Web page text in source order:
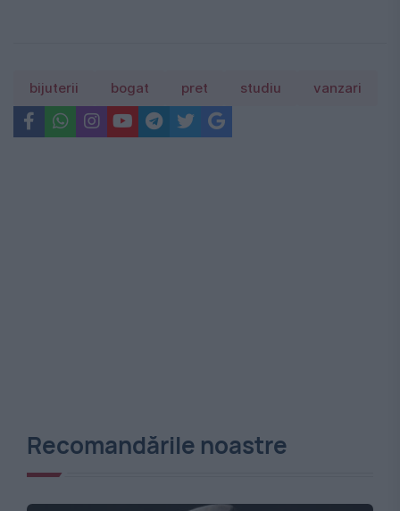
bijuterii bogat pret studiu vanzari
Recomandările noastre